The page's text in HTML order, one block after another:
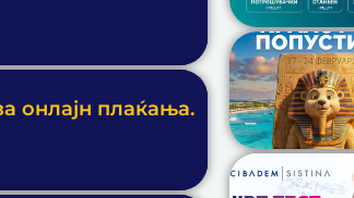
онлајн плаќања.